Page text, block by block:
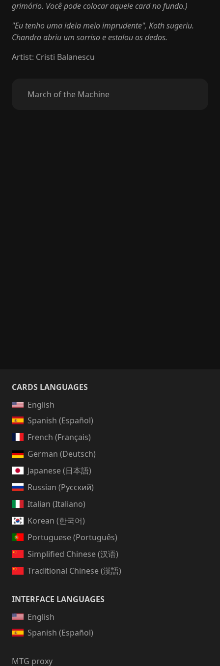
grimório. Você pode colocar aquele card no fundo.)
"Eu tenho uma ideia meio imprudente", Koth sugeriu.
Chandra abriu um sorriso e estalou os dedos.
Artist: Cristi Balanescu
March of the Machine
CARDS LANGUAGES
English
Spanish (Español)
French (Français)
German (Deutsch)
Japanese (日本語)
Russian (Русский)
Italian (Italiano)
Korean (한국어)
Portuguese (Português)
Simplified Chinese (汉语)
Traditional Chinese (漢語)
INTERFACE LANGUAGES
English
Spanish (Español)
MTG proxy